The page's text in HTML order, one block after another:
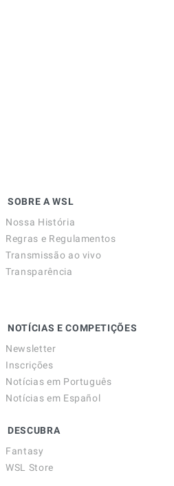
SOBRE A WSL
Nossa História
Regras e Regulamentos
Transmissão ao vivo
Transparência
NOTÍCIAS E COMPETIÇÕES
Newsletter
Inscrições
Notícias em Português
Notícias em Español
DESCUBRA
Fantasy
WSL Store